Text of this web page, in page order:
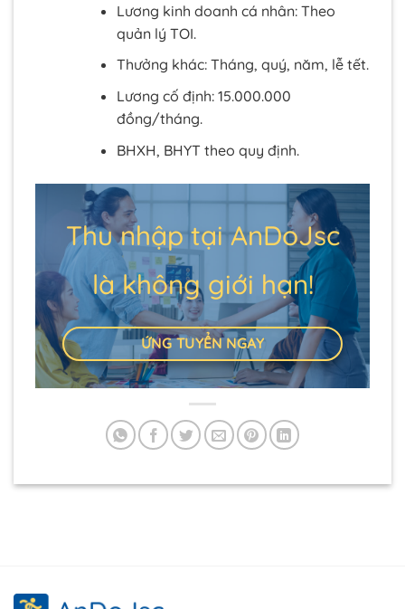
Lương kinh doanh cá nhân: Theo
quản lý TOI.
Thưởng khác: Tháng, quý, năm, lễ tết.
Lương cố định: 15.000.000
đồng/tháng.
BHXH, BHYT theo quy định.
Thu nhập tại AnDoJsc
là không giới hạn!
ỨNG TUYỂN NGAY